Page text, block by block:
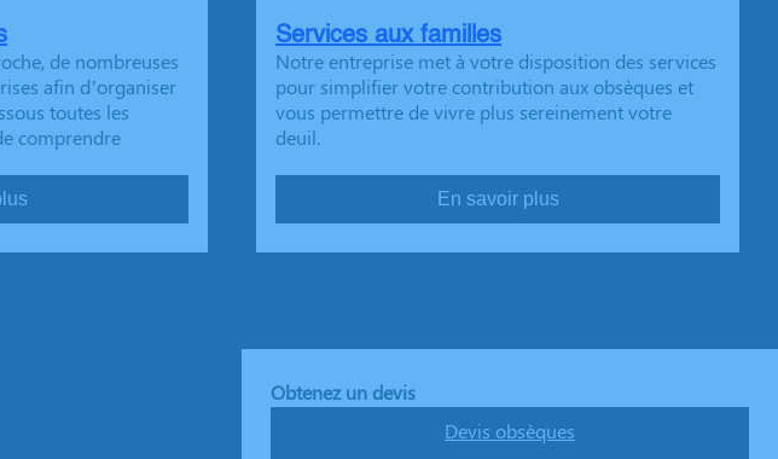
de nombreuses
afin d’organiser
toutes les
comprendre
Services aux familles
Notre entreprise met à votre disposition des services
pour simplifier votre contribution aux obsèques et
vous permettre de vivre plus sereinement votre
deuil.
En savoir plus
Obtenez un devis
Devis obsèques